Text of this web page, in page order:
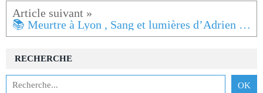
📚 Meurtre à Lyon , Sang et lumières d’Adrien Crespin
RECHERCHE